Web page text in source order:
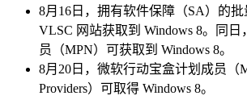
8月16日，拥有软件保障（SA）的
VLSC 网站获取到 Windows 8。同
员（MPN）可获取到 Windows 8。
8月20日，微软行动宝盒计划成员（
Providers）可取得 Windows 8。